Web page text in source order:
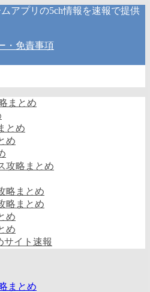
アプリの5ch情報を速報で提供
・免責事項
まとめ
とめ
め
攻略まとめ
略まとめ
略まとめ
め
め
サイト速報
まとめ